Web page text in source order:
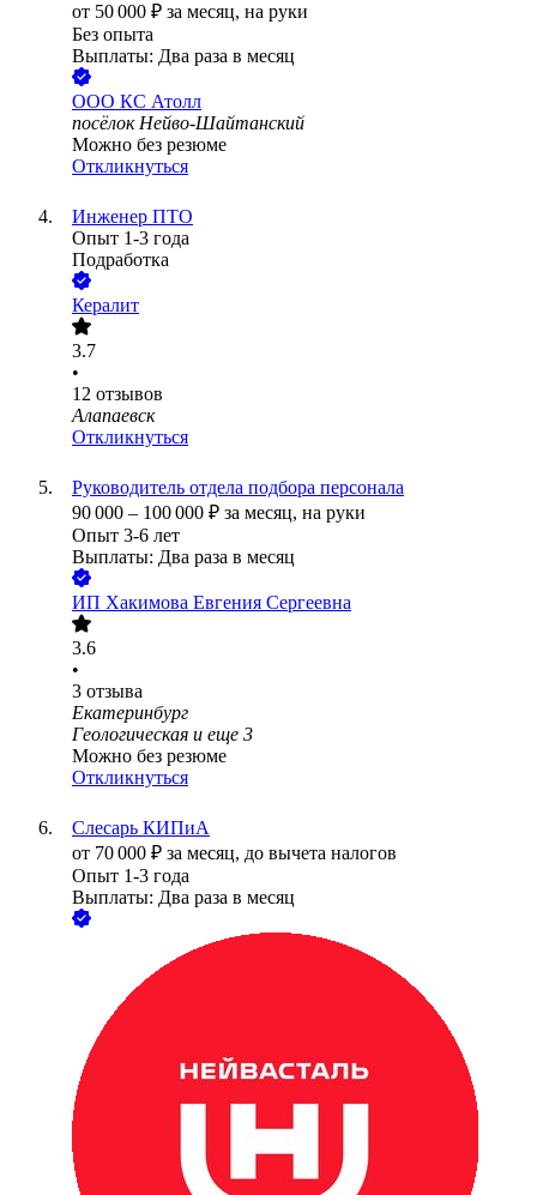
от 50 000 ₽ за месяц, на руки
Без опыта
Выплаты: Два раза в месяц
ООО КС Атолл
посёлок Нейво-Шайтанский
Можно без резюме
Откликнуться
Инженер ПТО
Опыт 1-3 года
Подработка
Кералит
3.7
•
12 отзывов
Алапаевск
Откликнуться
Руководитель отдела подбора персонала
90 000 – 100 000 ₽ за месяц, на руки
Опыт 3-6 лет
Выплаты: Два раза в месяц
ИП Хакимова Евгения Сергеевна
3.6
•
3 отзыва
Екатеринбург
Геологическая и еще 3
Можно без резюме
Откликнуться
Слесарь КИПиА
от 70 000 ₽ за месяц, до вычета налогов
Опыт 1-3 года
Выплаты: Два раза в месяц